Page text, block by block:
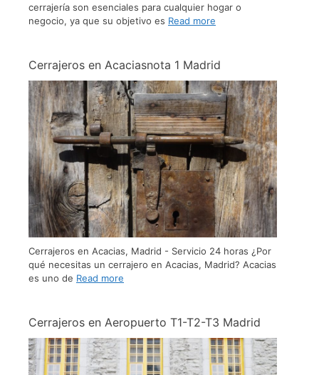
cerrajería son esenciales para cualquier hogar o
negocio, ya que su objetivo es Read more
Cerrajeros en Acaciasnota 1​ Madrid
Cerrajeros en Acacias, Madrid - Servicio 24 horas ¿Por
qué necesitas un cerrajero en Acacias, Madrid? Acacias
es uno de Read more
Cerrajeros en Aeropuerto T1-T2-T3 Madrid